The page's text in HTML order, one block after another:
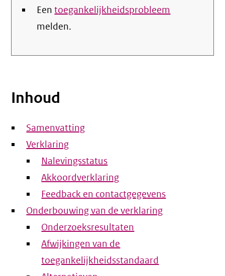
Eentoegankelijkheidsprobleem
melden.
Inhoud
Samenvatting
Verklaring
Nalevingsstatus
Akkoordverklaring
Feedback en contactgegevens
Onderbouwing van de verklaring
Onderzoeksresultaten
Afwijkingen van de
toegankelijkheidsstandaard